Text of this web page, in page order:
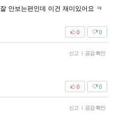
안보는편인데 이건 재미있어요 ㅋ
0
0
신고 | 공감 확인
0
0
신고 | 공감 확인